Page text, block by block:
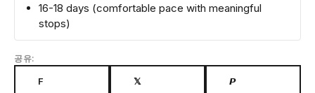
16-18 days (comfortable pace with meaningful
stops)
공유:
F 𝕏 𝙋